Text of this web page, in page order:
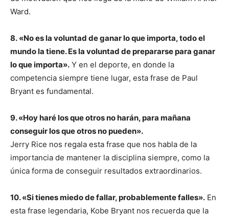
Ward.
8. «No es la voluntad de ganar lo que importa, todo el
mundo la tiene. Es la voluntad de prepararse para ganar
lo que importa». Y en el deporte, en donde la
competencia siempre tiene lugar, esta frase de Paul
Bryant es fundamental.
9. «Hoy haré los que otros no harán, para mañana
conseguir los que otros no pueden».
Jerry Rice nos regala esta frase que nos habla de la
importancia de mantener la disciplina siempre, como la
única forma de conseguir resultados extraordinarios.
10. «Si tienes miedo de fallar, probablemente falles». En
esta frase legendaria, Kobe Bryant nos recuerda que la